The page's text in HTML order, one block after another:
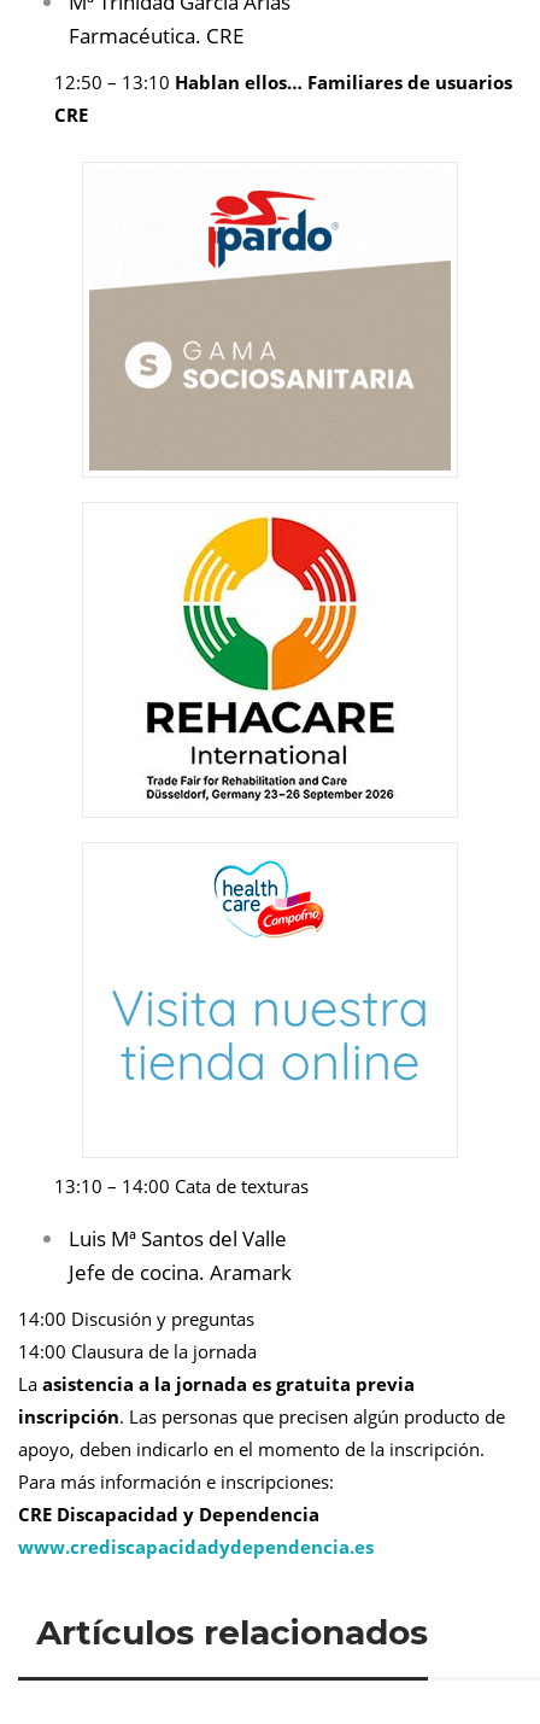
Farmacéutica. CRE
12:50 – 13:10 Hablan ellos… Familiares de usuarios
CRE
13:10 – 14:00 Cata de texturas
Luis Mª Santos del Valle
Jefe de cocina. Aramark
14:00 Discusión y preguntas
14:00 Clausura de la jornada
La asistencia a la jornada es gratuita previa
inscripción. Las personas que precisen algún producto de
apoyo, deben indicarlo en el momento de la inscripción.
Para más información e inscripciones:
CRE Discapacidad y Dependencia
www.crediscapacidadydependencia.es
Artículos relacionados